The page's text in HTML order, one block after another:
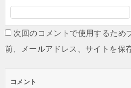
次回のコメントで使用するため
前、メールアドレス、サイトを保
コメント